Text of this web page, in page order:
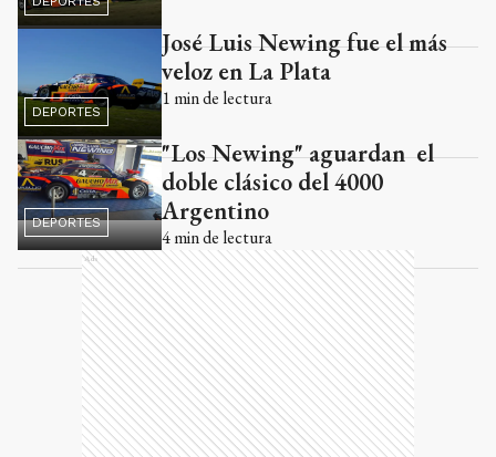
DEPORTES
José Luis Newing fue el más
veloz en La Plata
1 min de lectura
DEPORTES
"Los Newing" aguardan el
doble clásico del 4000
Argentino
4min de lectura
Ads